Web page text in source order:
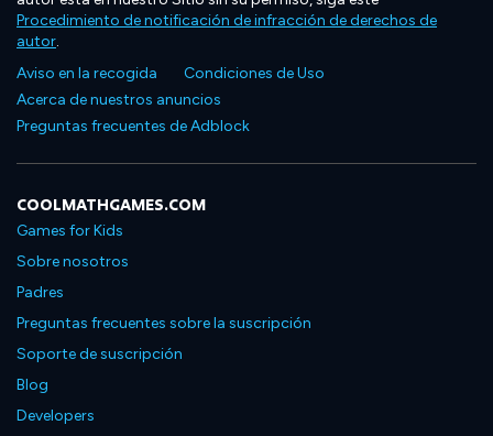
Procedimiento de notificación de infracción de derechos de
autor.
Aviso en la recogida
Condiciones de Uso
Acerca de nuestros anuncios
Preguntas frecuentes de Adblock
COOLMATHGAMES.COM
Games for Kids
Sobre nosotros
Padres
Preguntas frecuentes sobre la suscripción
Soporte de suscripción
Blog
Developers